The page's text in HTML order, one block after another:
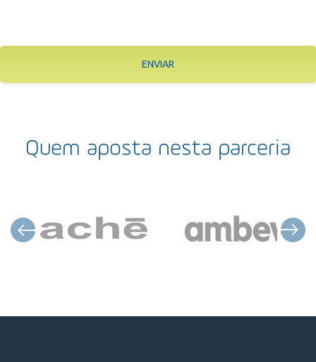
ENVIAR
Quem aposta nesta parceria